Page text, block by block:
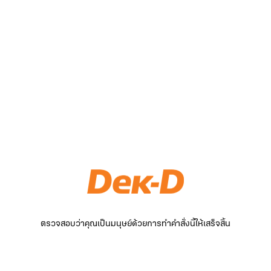
ตรวจสอบว่าคุณเป็นมนุษย์ด้วยการทำคำสั่งนี้ให้เสร็จสิ้น